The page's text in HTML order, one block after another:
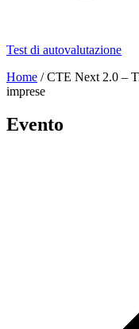
Test di autovalutazione
Home /CTE Next 2.0 –
imprese
Evento